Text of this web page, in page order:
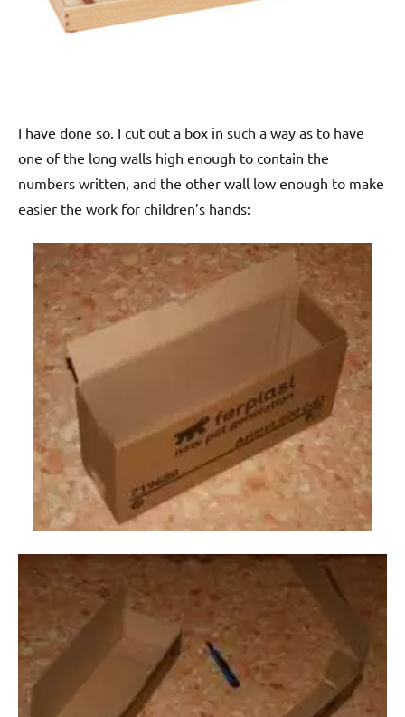
I have done so. I cut out a box in such a way as to have
one of the long walls high enough to contain the
numbers written, and the other wall low enough to make
easier the work for children’s hands: